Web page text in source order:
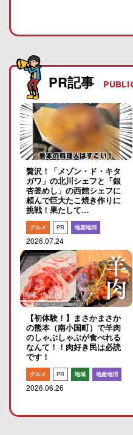
PR記事
贅沢！「メゾン・ド・キタ
ガワ」の北川シェフと「銀
杏釜めし」の西館シェフに
頼んで巨大たこ焼き作りに
挑戦！果たして…
グルメ PR 地産地消
2026.07.24
【初体験！】まさかまさか
の熊本（南小国町）で羊肉
のしゃぶしゃぶが食べれる
なんて！！肉好き民は必読
です！
グルメ PR 地域 地産地消
2026.06.26